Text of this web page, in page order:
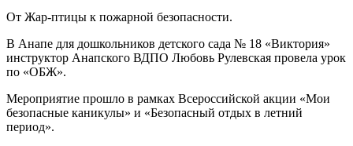
От Жар-птицы к пожарной безопасности.
В Анапе для дошкольников детского сада № 18 «Виктория»
инструктор Анапского ВДПО Любовь Рулевская провела урок
по «ОБЖ».
Мероприятие прошло в рамках Всероссийской акции «Мои
безопасные каникулы» и «Безопасный отдых в летний
период».